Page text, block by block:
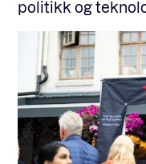
politikk og